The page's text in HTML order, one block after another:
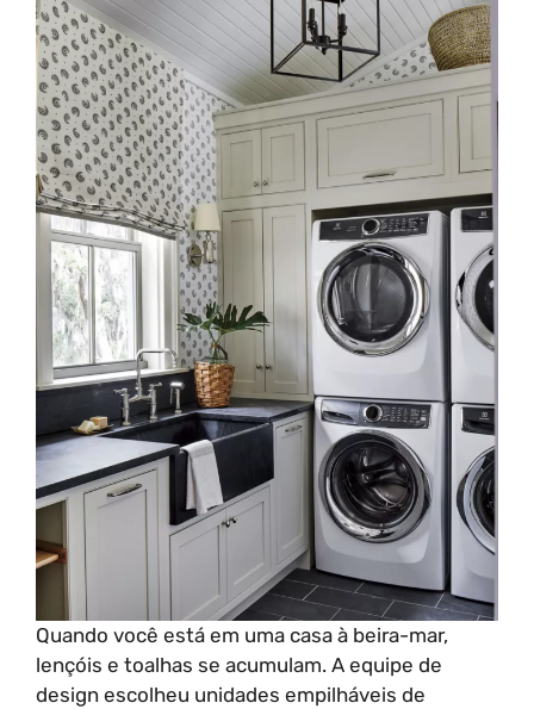
Quando você está em uma casa à beira-mar,
lençóis e toalhas se acumulam. A equipe de
design escolheu unidades empilháveis de